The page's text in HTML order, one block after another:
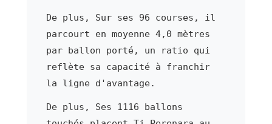
De plus, Sur ses 96 courses, il
parcourt en moyenne 4,0 mètres
par ballon porté, un ratio qui
reflète sa capacité à franchir
la ligne d'avantage.
De plus, Ses 1116 ballons